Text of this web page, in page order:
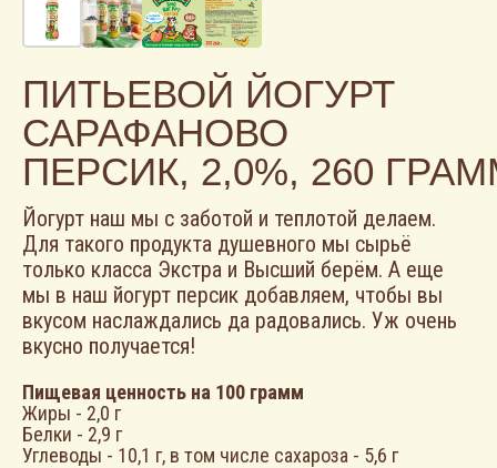
ПИТЬЕВОЙ ЙОГУРТ
САРАФАНОВО
ПЕРСИК, 2,0%, 260
Йогурт наш мы с заботой и теплотой делаем.
Для такого продукта душевного мы сырьё
только класса Экстра и Высший берём. А еще
мы в наш йогурт персик добавляем, чтобы вы
вкусом наслаждались да радовались. Уж очень
вкусно получается!
Пищевая ценность на 100 грамм
Жиры - 2,0 г
Белки - 2,9 г
Углеводы - 10,1 г, в том числе сахароза - 5,6 г